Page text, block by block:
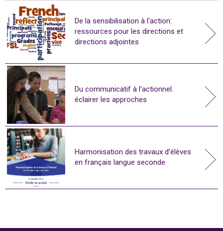
De la sensibilisation à l'action:
ressources pour les directions et
directions adjointes
Du communicatif à l'actionnel:
éclairer les approches
Harmonisation des travaux d’élèves
en français langue seconde